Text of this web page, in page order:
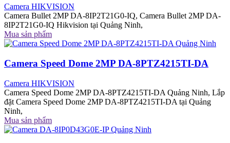
Camera HIKVISION
Camera Bullet 2MP DA-8IP2T21G0-IQ, Camera Bullet 2MP DA-
8IP2T21G0-IQ Hikvision tại Quảng Ninh,
Mua sản phẩm
Camera Speed Dome 2MP DA-8PTZ4215TI-DA
Camera HIKVISION
Camera Speed Dome 2MP DA-8PTZ4215TI-DA Quảng Ninh, Lắp
đặt Camera Speed Dome 2MP DA-8PTZ4215TI-DA tại Quảng
Ninh,
Mua sản phẩm